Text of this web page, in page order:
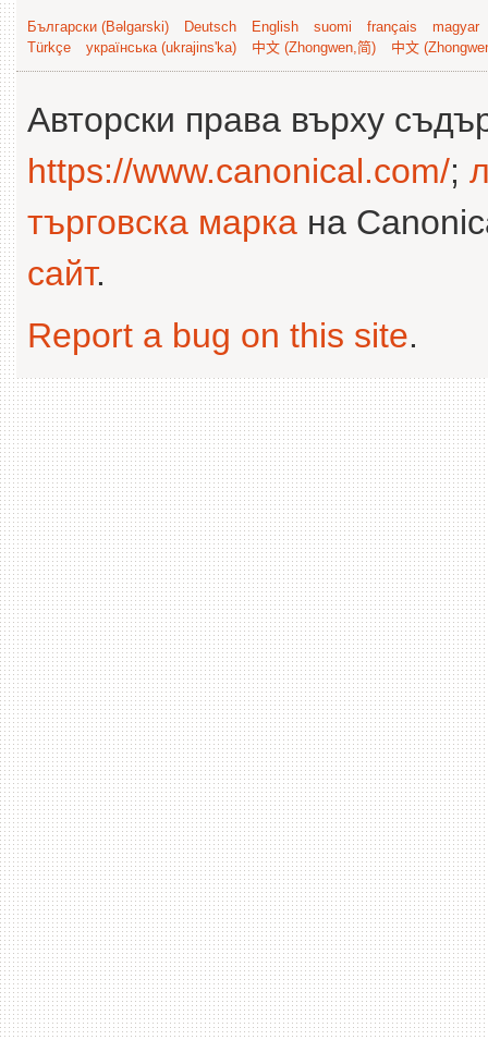
Български (Bəlgarski) Deutsch English suomi français
magyar
Türkçe
українська (ukrajins'ka) 中文 (Zhongwen,简) 中文
Авторски права върху
https://www.canonical.com/;
търговска марка на
сайт.
Report a bug on this site.